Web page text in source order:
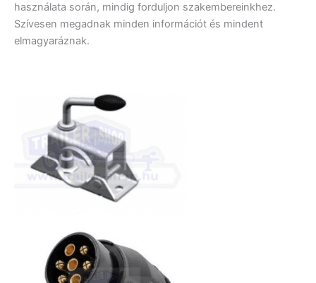
használata során, mindig forduljon szakembereinkhez.
Szívesen megadnak minden információt és mindent
elmagyaráznak.